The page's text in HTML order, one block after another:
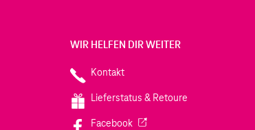
WIR HELFEN DIR WEITER
Kontakt
Lieferstatus & Retoure
Facebook(Wird in einem neuen Tab